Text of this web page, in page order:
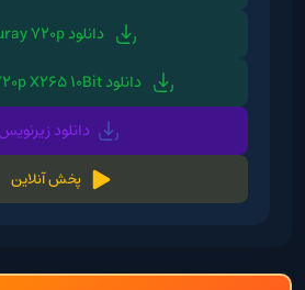
دانلود Bluray 720p
دانلود Bluray 720p X265 10Bit
دانلود
پخش آنلاین